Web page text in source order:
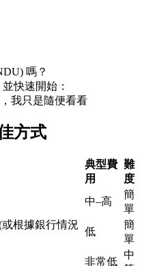
嗎？
快速開始：
我只是隨便看看
方式
典型費
用
難
度
中–高
簡
單
或根據銀行情況
低
簡
單
非常低
中